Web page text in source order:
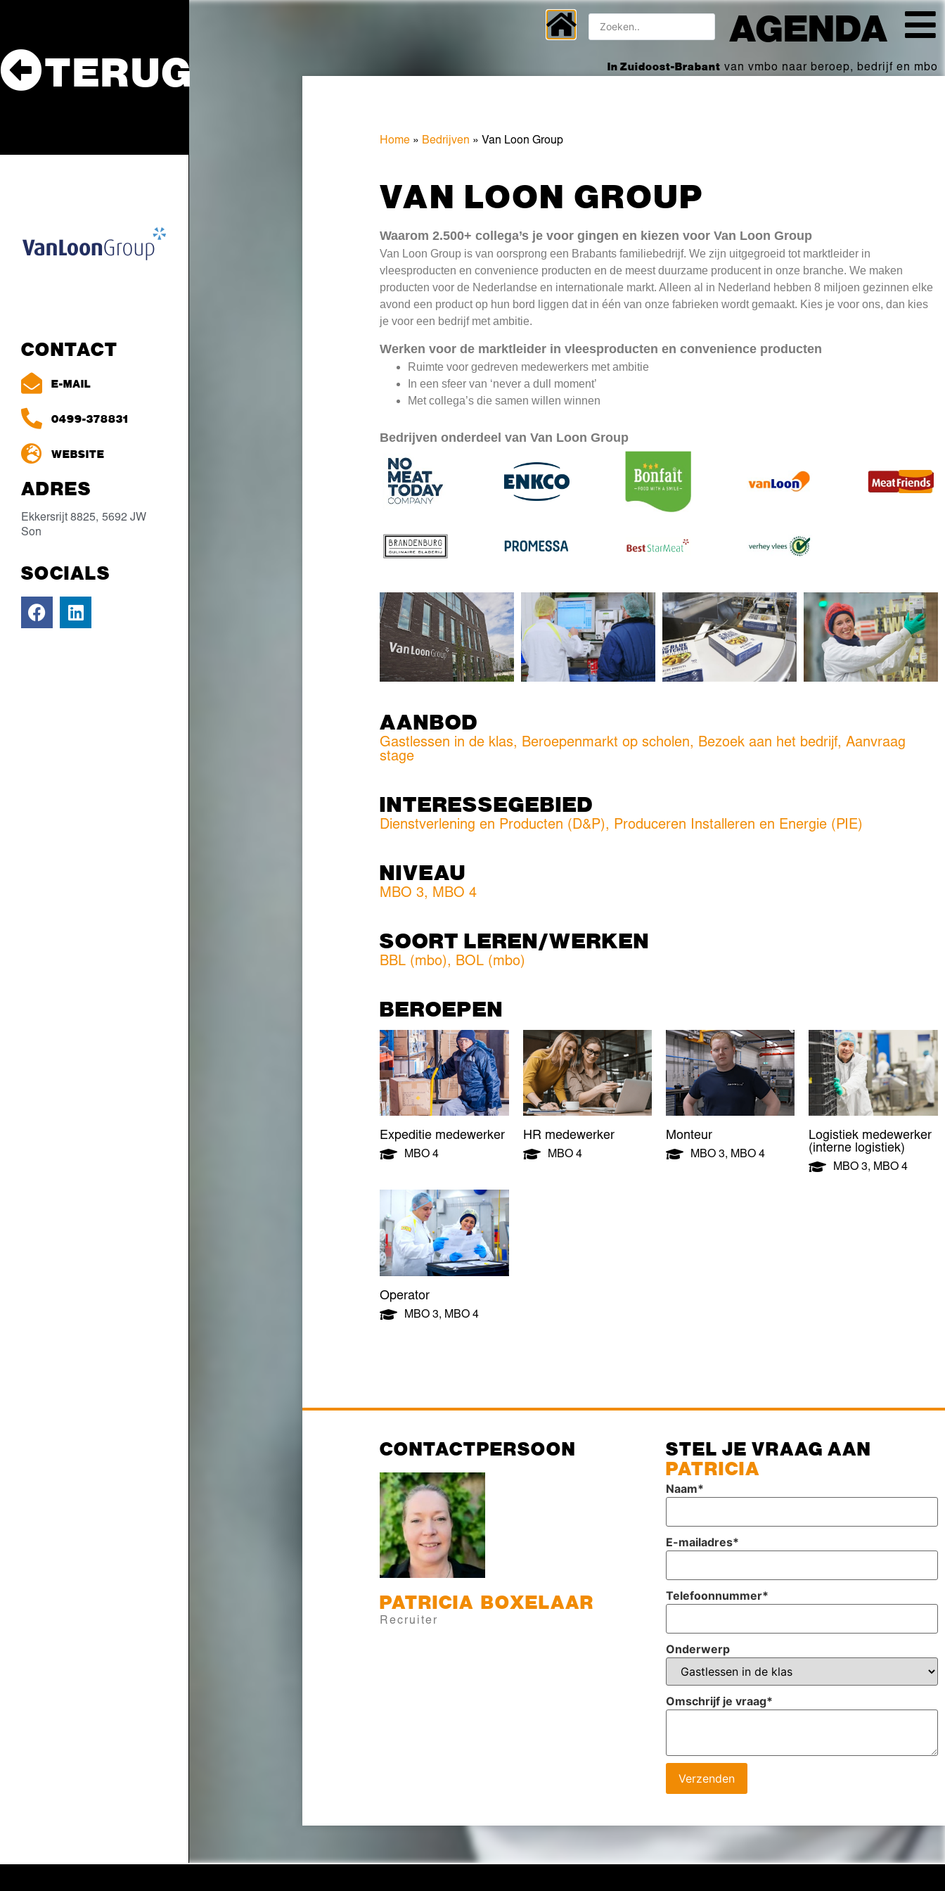
TERUG
CONTACT
E-MAIL
0499-378831
WEBSITE
ADRES
Ekkersrijt 8825, 5692 JW
Son
SOCIALS
Home » Bedrijven » Van Loon Group
VAN LOON GROUP
Waarom 2.500+ collega’s je voor gingen en kiezen voor Van Loon Group
Van Loon Group is van oorsprong een Brabants familiebedrijf. We zijn uitgegroeid tot marktleider in
vleesproducten en convenience producten en de meest duurzame producent in onze branche. We maken
producten voor de Nederlandse en internationale markt. Alleen al in Nederland hebben 8 miljoen gezinnen elke
avond een product op hun bord liggen dat in één van onze fabrieken wordt gemaakt. Kies je voor ons, dan kies
je voor een bedrijf met ambitie.
Werken voor de marktleider in vleesproducten en convenience producten
Ruimte voor gedreven medewerkers met ambitie
In een sfeer van ‘never a dull moment’
Met collega’s die samen willen winnen
Bedrijven onderdeel van Van Loon Group
AANBOD
Gastlessen in de klas, Beroepenmarkt op scholen, Bezoek aan het bedrijf, Aanvraag
stage
INTERESSEGEBIED
Dienstverlening en Producten (D&P), Produceren Installeren en Energie (PIE)
NIVEAU
MBO 3, MBO 4
SOORT LEREN/WERKEN
BBL (mbo), BOL (mbo)
BEROEPEN
Expeditie medewerker
MBO 4
HR medewerker
MBO 4
Monteur
MBO 3, MBO 4
Logistiek medewerker
(interne logistiek)
MBO 3, MBO 4
Operator
MBO 3, MBO 4
CONTACTPERSOON
PATRICIA BOXELAAR
Recruiter
STEL JE VRAAG AAN
PATRICIA
Naam*
E-mailadres*
Telefoonnummer*
Onderwerp
Omschrijf je vraag*
Verzenden
AGENDA
In Zuidoost-Brabant van vmbo naar beroep, bedrijf en mbo